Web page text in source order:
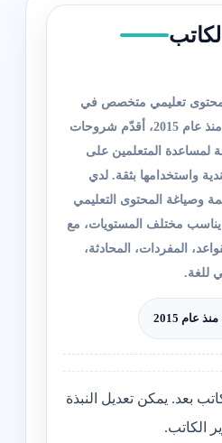
تعليمي متخصص في
اللغة الهولندية منذ عام 2015، أقدّم شروحات
لمساعدة المتعلمين على
واستخدامها بثقة. لدي
وصياغة المحتوى التعليمي
مختلف المستويات، مع
المفردات، المحادثة،
للغة.
2015
بعد. يمكن تعديل النبذة
الكاتب.